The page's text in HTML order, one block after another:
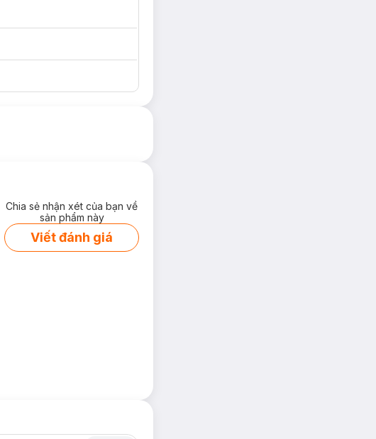
Chia sẻ nhận xét của bạn về
sản phẩm này
Viết đánh giá